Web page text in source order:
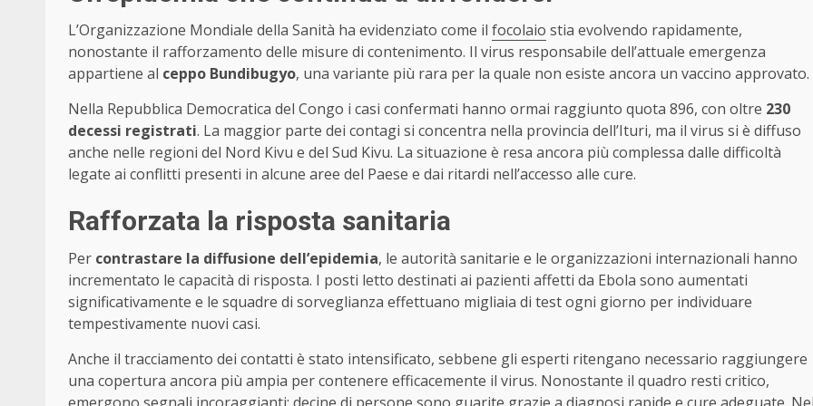
L’Organizzazione Mondiale della Sanità ha evidenziato come il focolaio stia evolvendo rapidamente,
nonostante il rafforzamento delle misure di contenimento. Il virus responsabile dell’attuale emergenza
appartiene al ceppo Bundibugyo, una variante più rara per la quale non esiste ancora un vaccino approvato.
Nella Repubblica Democratica del Congo i casi confermati hanno ormai raggiunto quota 896, con oltre 230
decessi registrati. La maggior parte dei contagi si concentra nella provincia dell’Ituri, ma il virus si è diffuso
anche nelle regioni del Nord Kivu e del Sud Kivu. La situazione è resa ancora più complessa dalle difficoltà
legate ai conflitti presenti in alcune aree del Paese e dai ritardi nell’accesso alle cure.
Rafforzata la risposta sanitaria
Per contrastare la diffusione dell’epidemia, le autorità sanitarie e le organizzazioni internazionali hanno
incrementato le capacità di risposta. I posti letto destinati ai pazienti affetti da Ebola sono aumentati
significativamente e le squadre di sorveglianza effettuano migliaia di test ogni giorno per individuare
tempestivamente nuovi casi.
Anche il tracciamento dei contatti è stato intensificato, sebbene gli esperti ritengano necessario raggiungere
una copertura ancora più ampia per contenere efficacemente il virus. Nonostante il quadro resti critico,